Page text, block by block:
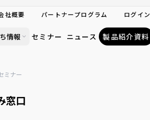
社概要 パートナープログラム ログイン
情報 セミナー ニュース 製品紹介資料
ミナー
窓口